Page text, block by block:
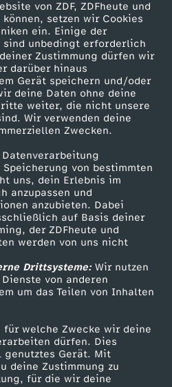
von ZDF, ZDFheute und
setzen wir Cookies
ein. Einige der
sind unbedingt erforderlich
Zustimmung dürfen wir
darüber hinaus
Gerät speichern und/oder
deine Daten ohne deine
weiter, die nicht unsere
Wir verwenden deine
Zwecken.
von bestimmten
uns, dein Erlebnis im
anzupassen und
anzubieten. Dabei
auf Basis deiner
der ZDFheute und
werden von uns nicht
Drittsysteme:Wir nutzen
von anderen
um das Teilen von Inhalten
für welche Zwecke wir deine
dürfen. Dies
Gerät. Mit
deine Zustimmung zu
für die wir deine
Service
ZDFmitreden
Kontakt zum ZDF
Tickets
Zuschauerservice
Hilfe